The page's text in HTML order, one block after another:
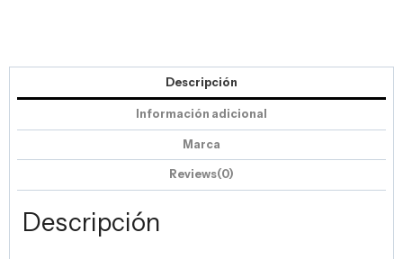
Descripción
Información adicional
Marca
Reviews(0)
Descripción